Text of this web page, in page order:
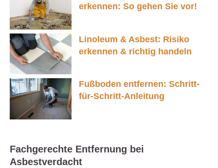
erkennen: So gehen Sie vor!
Linoleum & Asbest: Risiko
erkennen & richtig handeln
Fußboden entfernen: Schritt-
für-Schritt-Anleitung
Fachgerechte Entfernung bei
Asbestverdacht